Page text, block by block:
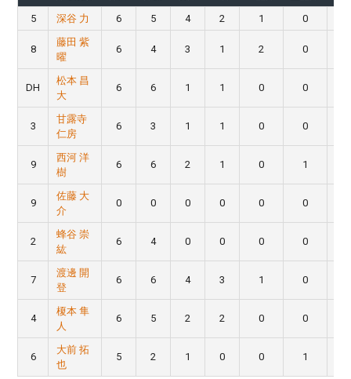
5 深谷 力 6 5 4 2 1 0
8
藤田 紫
曜
6 4 3 1 2 0
DH
松本 昌
大
6 6 1 1 0 0
3
甘露寺
仁房
6 3 1 1 0 0
9
西河 洋
樹
6 6 2 1 0 1
9
佐藤 大
介
0 0 0 0 0 0
2
蜂谷 崇
紘
6 4 0 0 0 0
7
渡邊 開
登
6 6 4 3 1 0
4
榎本 隼
人
6 5 2 2 0 0
6
大前 拓
也
5 2 1 0 0 1